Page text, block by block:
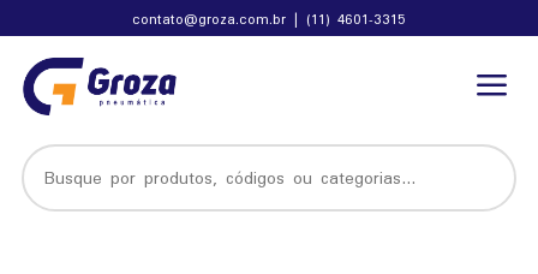
contato@groza.com.br | (11) 4601-3315
a